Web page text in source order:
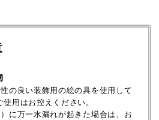
の良い装飾用の絵の具を使用して
用はお控えください。
に万一水漏れが起きた場合は、お